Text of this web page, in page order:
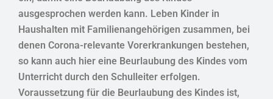
ausgesprochen werden kann. Leben Kinder in
Haushalten mit Familienangehörigen zusammen, bei
denen Corona-relevante Vorerkrankungen bestehen,
so kann auch hier eine Beurlaubung des Kindes vom
Unterricht durch den Schulleiter erfolgen.
Voraussetzung für die Beurlaubung des Kindes ist,